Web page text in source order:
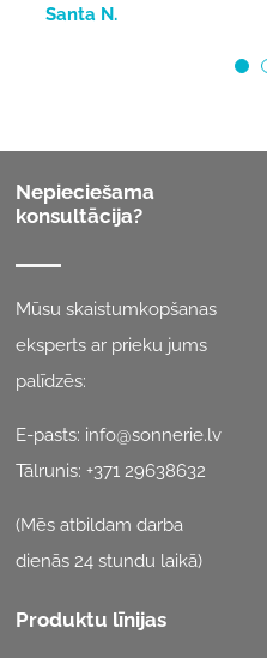
Santa N.
Nepieciešama
konsultācija?
Mūsu skaistumkopšanas
eksperts ar prieku jums
palīdzēs:
E-pasts: info@sonnerie.lv
Tālrunis:+371 29638632
(Mēs atbildam darba
dienās 24 stundu laikā)
Produktu līnijas